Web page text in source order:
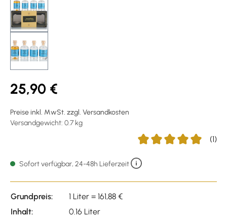
25,90 €
Preise inkl. MwSt. zzgl. Versandkosten
Versandgewicht: 0.7 kg
(1)
Sofort verfügbar, 24-48h Lieferzeit
Grundpreis:
1 Liter = 161,88 €
Inhalt:
0.16 Liter